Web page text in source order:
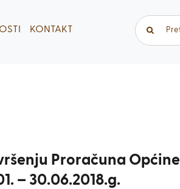
KONTAKT Traži...
Proračuna Općine
– 30.06.2018.g.